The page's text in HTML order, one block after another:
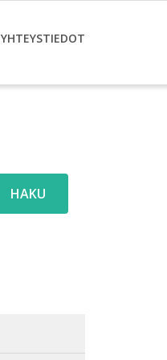
YHTEYSTIEDOT
HAKU